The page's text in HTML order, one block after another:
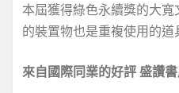
本屆獲得綠色永續獎的大
的裝置物也是重複使用的
來自國際同業的好評 盛讚